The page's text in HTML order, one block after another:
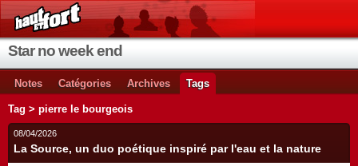
Star no week end
Notes Catégories Archives Tags
Tag > pierre le bourgeois
08/04/2026
La Source, un duo poétique inspiré par l'eau et la nature